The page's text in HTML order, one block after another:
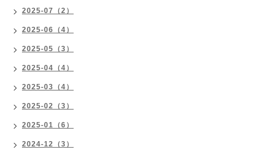
2025-07（2）
2025-06（4）
2025-05（3）
2025-04（4）
2025-03（4）
2025-02（3）
2025-01（6）
2024-12（3）